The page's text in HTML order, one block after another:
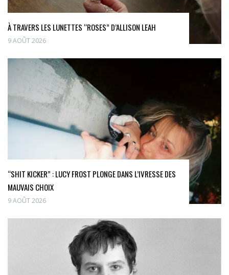
À TRAVERS LES LUNETTES “ROSES” D’ALLISON LEAH
9 AOÛT 2026
“SHIT KICKER” : LUCY FROST PLONGE DANS L’IVRESSE DES
MAUVAIS CHOIX
9 AOÛT 2026